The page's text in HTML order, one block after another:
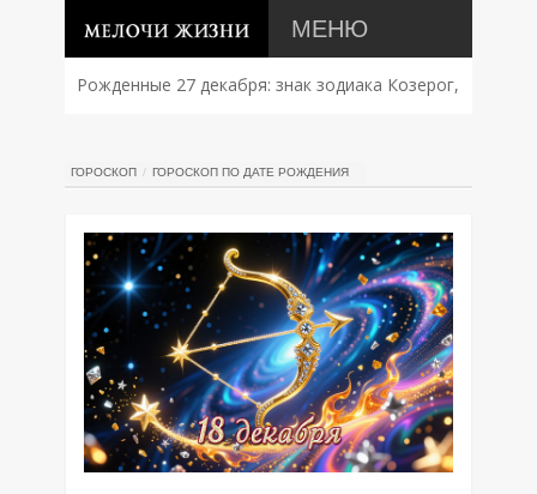
МЕНЮ
Рожденные 27 декабря: знак зодиака Козерог,
ГОРОСКОП ГОРОСКОП ПО ДАТЕ РОЖДЕНИЯ